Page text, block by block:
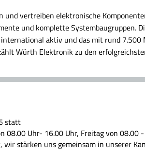
und vertreiben elektronische
und komplette Systembaugruppen.
aktiv und das mit rund
Würth Elektronik zu den
statt
08.00 Uhr- 16.00 Uhr, Freitag von 08.00
wir stärken uns gemeinsam in unserer